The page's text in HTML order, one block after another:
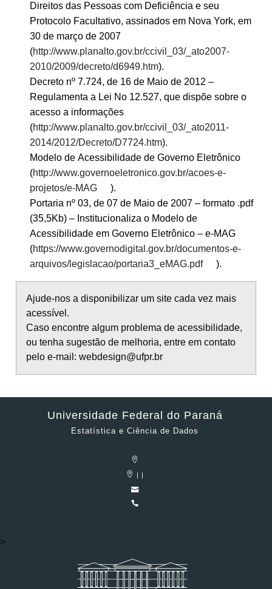
Direitos das Pessoas com Deficiência e seu
Protocolo Facultativo, assinados em Nova York, em
30 de março de 2007
(http://www.planalto.gov.br/ccivil_03/_ato2007-
2010/2009/decreto/d6949.htm).
Decreto nº 7.724, de 16 de Maio de 2012 –
Regulamenta a Lei No 12.527, que dispõe sobre o
acesso a informações
(http://www.planalto.gov.br/ccivil_03/_ato2011-
2014/2012/Decreto/D7724.htm).
Modelo de Acessibilidade de Governo Eletrônico
(http://www.governoeletronico.gov.br/acoes-e-
projetos/e-MAG
).
Portaria nº 03, de 07 de Maio de 2007 – formato .pdf
(35,5Kb) – Institucionaliza o Modelo de
Acessibilidade em Governo Eletrônico – e-MAG
(https://www.governodigital.gov.br/documentos-e-
arquivos/legislacao/portaria3_eMAG.pdf
).
Ajude-nos a disponibilizar um site cada vez mais
acessível.
Caso encontre algum problema de acessibilidade,
ou tenha sugestão de melhoria, entre em contato
pelo e-mail: webdesign@ufpr.br
Universidade Federal do Paraná
Estatística e Ciência de Dados
| |
>